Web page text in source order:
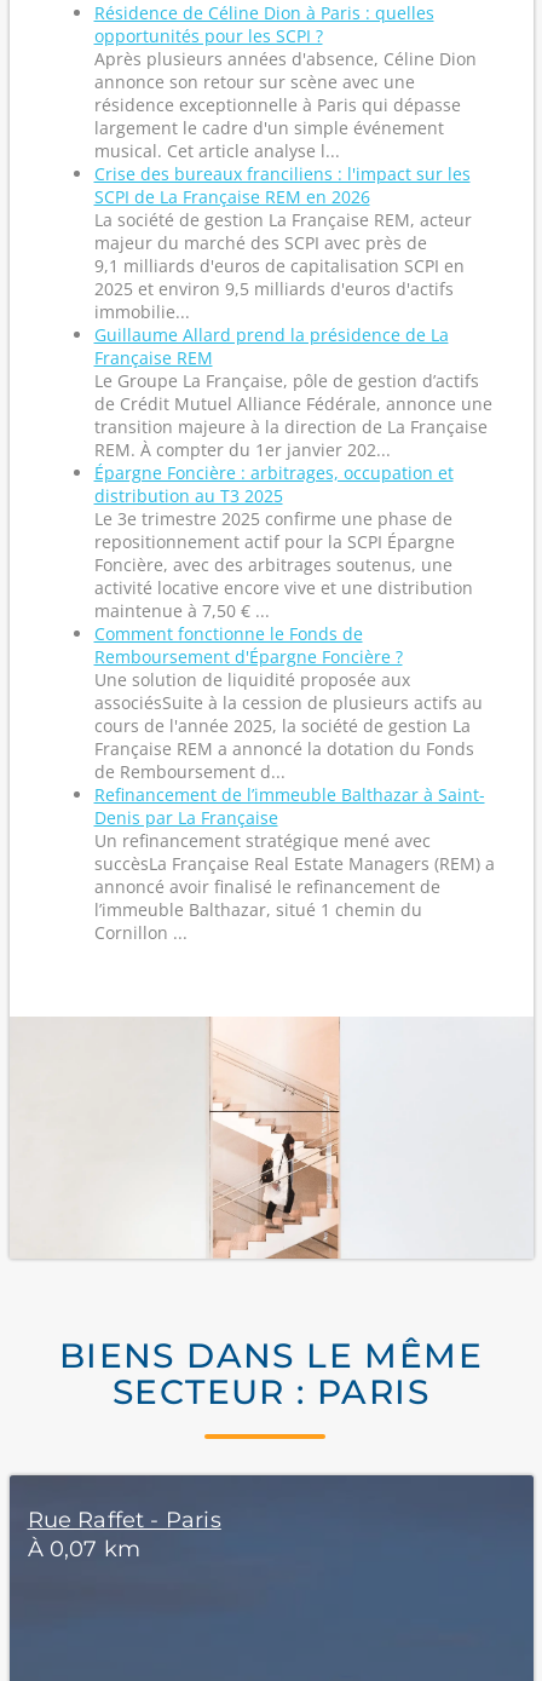
Résidence de Céline Dion à Paris : quelles
opportunités pour les SCPI ?
Après plusieurs années d'absence, Céline Dion
annonce son retour sur scène avec une
résidence exceptionnelle à Paris qui dépasse
largement le cadre d'un simple événement
musical. Cet article analyse l...
Crise des bureaux franciliens : l'impact sur les
SCPI de La Française REM en 2026
La société de gestion La Française REM, acteur
majeur du marché des SCPI avec près de
9,1 milliards d'euros de capitalisation SCPI en
2025 et environ 9,5 milliards d'euros d'actifs
immobilie...
Guillaume Allard prend la présidence de La
Française REM
Le Groupe La Française, pôle de gestion d’actifs
de Crédit Mutuel Alliance Fédérale, annonce une
transition majeure à la direction de La Française
REM. À compter du 1er janvier 202...
Épargne Foncière : arbitrages, occupation et
distribution au T3 2025
Le 3e trimestre 2025 confirme une phase de
repositionnement actif pour la SCPI Épargne
Foncière, avec des arbitrages soutenus, une
activité locative encore vive et une distribution
maintenue à 7,50 € ...
Comment fonctionne le Fonds de
Remboursement d'Épargne Foncière ?
Une solution de liquidité proposée aux
associésSuite à la cession de plusieurs actifs au
cours de l'année 2025, la société de gestion La
Française REM a annoncé la dotation du Fonds
de Remboursement d...
Refinancement de l’immeuble Balthazar à Saint-
Denis par La Française
Un refinancement stratégique mené avec
succèsLa Française Real Estate Managers (REM) a
annoncé avoir finalisé le refinancement de
l’immeuble Balthazar, situé 1 chemin du
Cornillon ...
BIENS DANS LE MÊME
SECTEUR : PARIS
Rue Raffet - Paris
À 0,07 km